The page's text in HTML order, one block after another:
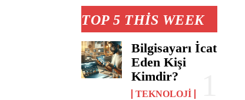
TOP 5 THIS WEEK
Bilgisayarı İcat
Eden Kişi
Kimdir?
TEKNOLOJI